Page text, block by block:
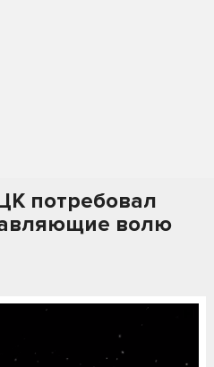
потребовал
волю